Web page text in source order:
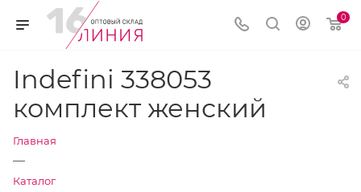
0
Indefini 338053
комплект женский
Главная
—
Каталог